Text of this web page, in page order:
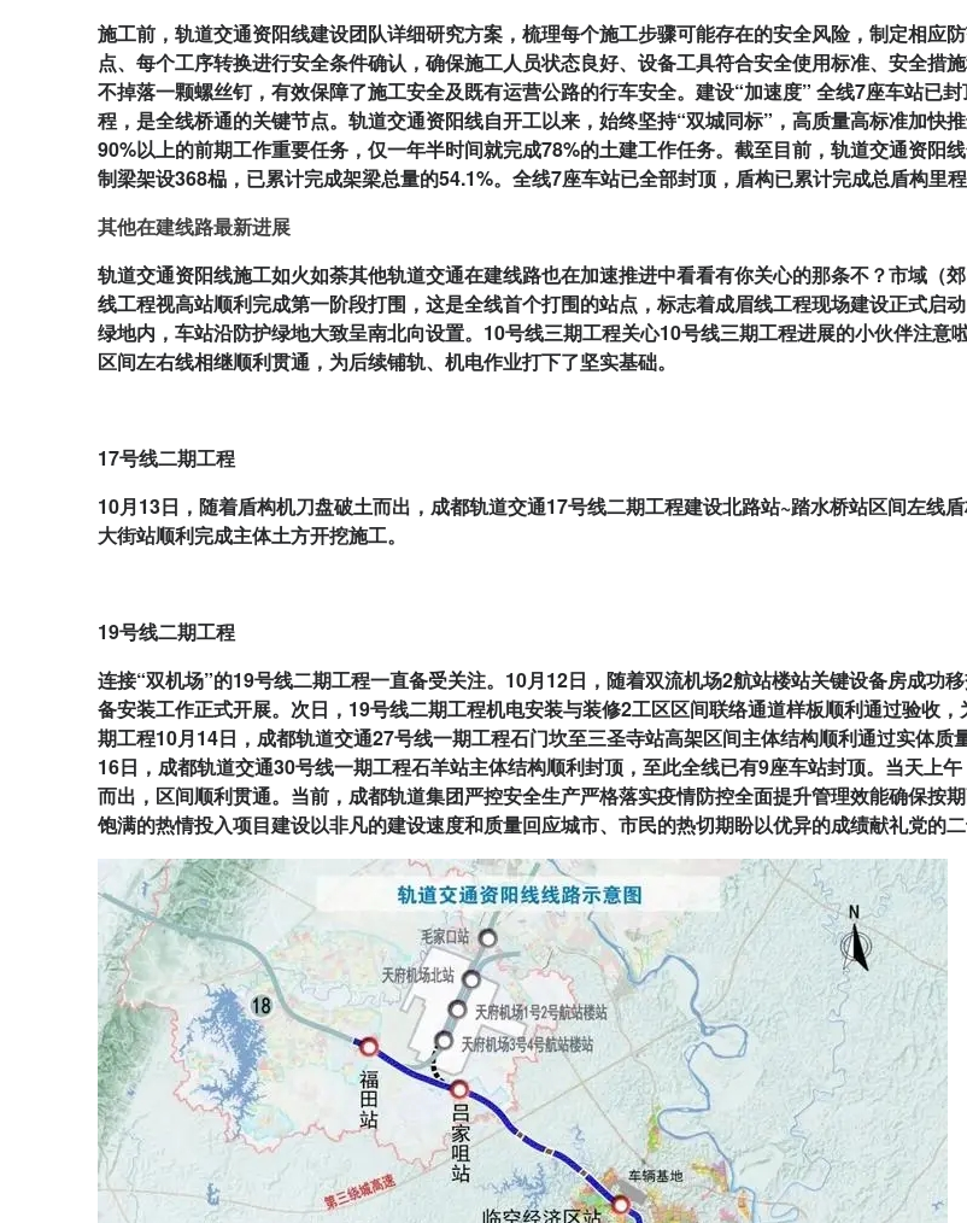
施工前，轨道交通资阳线建设团队详细研究方案，梳理每个施工步骤可能存在的安全风险，制定相应
点、每个工序转换进行安全条件确认，确保施工人员状态良好、设备工具符合安全使用标准、安全措
不掉落一颗螺丝钉，有效保障了施工安全及既有运营公路的行车安全。建设“加速度” 全线7座车站已
程，是全线桥通的关键节点。轨道交通资阳线自开工以来，始终坚持“双城同标”，高质量高标准加快
90%以上的前期工作重要任务，仅一年半时间就完成78%的土建工作任务。截至目前，轨道交通资阳
制梁架设368榀，已累计完成架梁总量的54.1%。全线7座车站已全部封顶，盾构已累计完成总盾构里
其他在建线路最新进展
轨道交通资阳线施工如火如荼其他轨道交通在建线路也在加速推进中看看有你关心的那条不？市域（
线工程视高站顺利完成第一阶段打围，这是全线首个打围的站点，标志着成眉线工程现场建设正式启
绿地内，车站沿防护绿地大致呈南北向设置。10号线三期工程关心10号线三期工程进展的小伙伴注
区间左右线相继顺利贯通，为后续铺轨、机电作业打下了坚实基础。
17号线二期工程
10月13日，随着盾构机刀盘破土而出，成都轨道交通17号线二期工程建设北路站~踏水桥站区间左线
大街站顺利完成主体土方开挖施工。
19号线二期工程
连接“双机场”的19号线二期工程一直备受关注。10月12日，随着双流机场2航站楼站关键设备房成功
备安装工作正式开展。次日，19号线二期工程机电安装与装修2工区区间联络通道样板顺利通过验收
期工程10月14日，成都轨道交通27号线一期工程石门坎至三圣寺站高架区间主体结构顺利通过实体
16日，成都轨道交通30号线一期工程石羊站主体结构顺利封顶，至此全线已有9座车站封顶。当天上
而出，区间顺利贯通。当前，成都轨道集团严控安全生产严格落实疫情防控全面提升管理效能确保按
饱满的热情投入项目建设以非凡的建设速度和质量回应城市、市民的热切期盼以优异的成绩献礼党的